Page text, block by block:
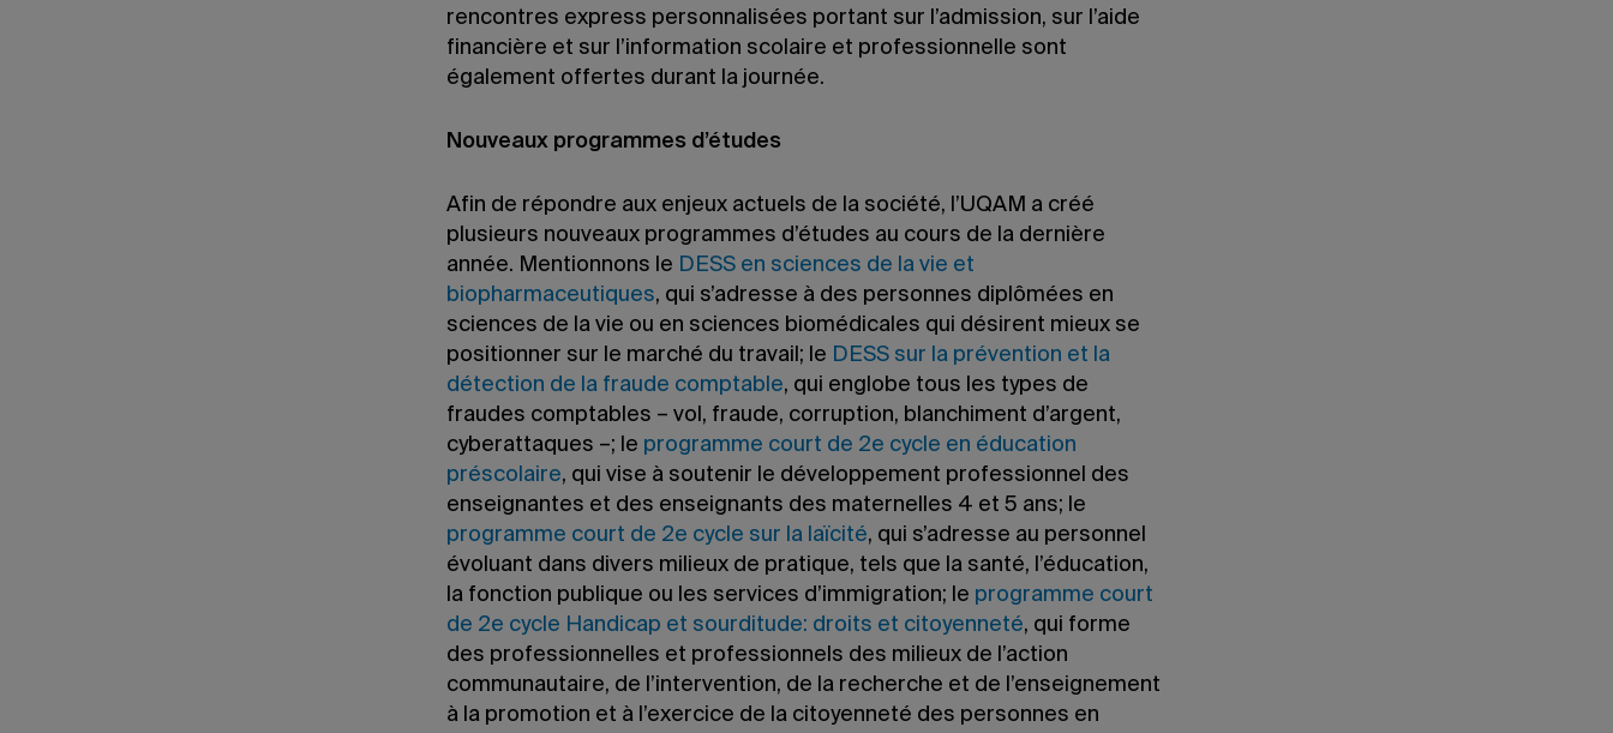
rencontres express personnalisées portant sur l’admission, sur l’aide
financière et sur l’information scolaire et professionnelle sont
également offertes durant la journée.
Nouveaux programmes d’études
Afin de répondre aux enjeux actuels de la société, l’UQAM a créé
plusieurs nouveaux programmes d’études au cours de la dernière
année. Mentionnons le DESS en sciences de la vie et
biopharmaceutiques, qui s’adresse à des personnes diplômées en
sciences de la vie ou en sciences biomédicales qui désirent mieux se
positionner sur le marché du travail; le DESS sur la prévention et la
détection de la fraude comptable, qui englobe tous les types de
fraudes comptables – vol, fraude, corruption, blanchiment d’argent,
cyberattaques –; le programme court de 2e cycle en éducation
préscolaire, qui vise à soutenir le développement professionnel des
enseignantes et des enseignants des maternelles 4 et 5 ans; le
programme court de 2e cycle sur la laïcité, qui s’adresse au personnel
évoluant dans divers milieux de pratique, tels que la santé, l’éducation,
la fonction publique ou les services d’immigration; le programme court
de 2e cycle Handicap et sourditude: droits et citoyenneté, qui forme
des professionnelles et professionnels des milieux de l’action
communautaire, de l’intervention, de la recherche et de l’enseignement
à la promotion et à l’exercice de la citoyenneté des personnes en